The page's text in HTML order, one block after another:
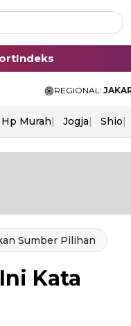
Indeks
REGIONAL:
Hp Murah Jogja Shio
Sumber Pilihan
Kata